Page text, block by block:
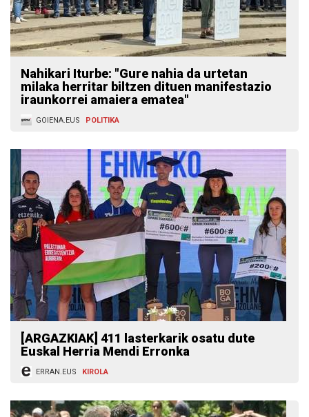
Nahikari Iturbe: "Gure nahia da urtetan
milaka herritar biltzen dituen manifestazio
iraunkorrei amaiera ematea"
GOIENA.EUS POLITIKA
[ARGAZKIAK] 411 lasterkarik osatu dute
Euskal Herria Mendi Erronka
ERRAN.EUS KIROLA